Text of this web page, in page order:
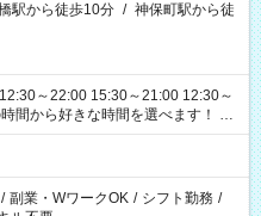
駅から徒歩10分 / 神保町駅から徒
～22:00 15:30～21:00 12:30～
ります
/ 副業・WワークOK / シフト勤務 /